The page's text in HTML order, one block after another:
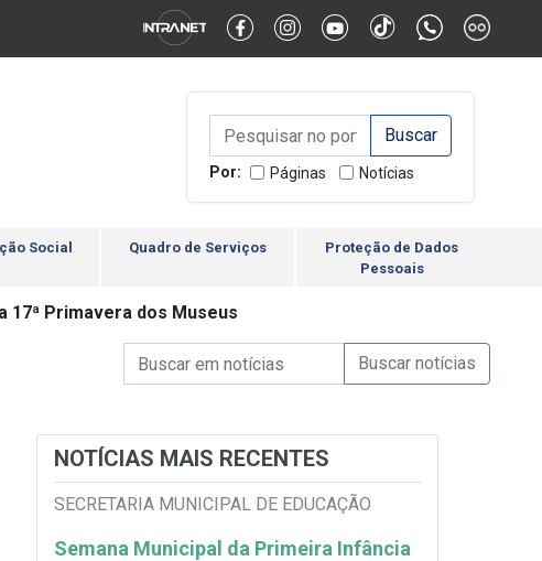
Alternar Alto Contraste Alternar Tamanho da Fonte
Campo de Busca de
Campo de Busca de informaçõesEnviar a Busca
Por: Páginas Notícias
Social Quadro de Serviços
Proteção de Dados
Pessoais
17ª Primavera dos Museus
Campo de Busca de Notícias
Campo de Busca de informaçõesEnviar a Busca de
NOTÍCIAS MAIS RECENTES
SECRETARIA MUNICIPAL DE EDUCAÇÃO
Semana Municipal da Primeira Infância